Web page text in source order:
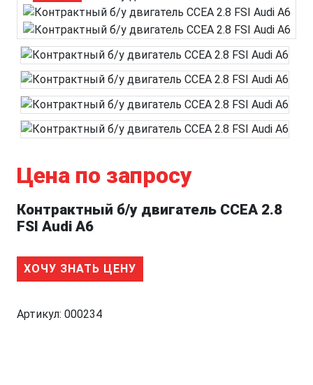
Цена по запросу
Контрактный б/у двигатель CCEA 2.8
FSI Audi A6
ХОЧУ ЗНАТЬ ЦЕНУ
Артикул: 000234